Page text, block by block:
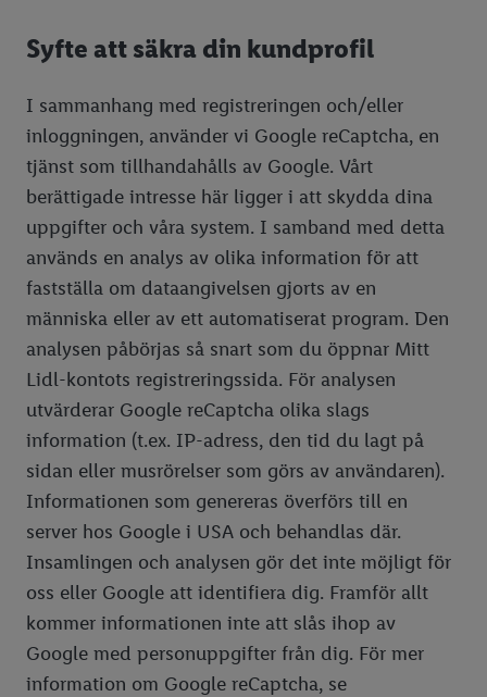
Syfte att säkra din kundprofil
I sammanhang med registreringen och/eller
inloggningen, använder vi Google reCaptcha, en
tjänst som tillhandahålls av Google. Vårt
berättigade intresse här ligger i att skydda dina
uppgifter och våra system. I samband med detta
används en analys av olika information för att
fastställa om dataangivelsen gjorts av en
människa eller av ett automatiserat program. Den
analysen påbörjas så snart som du öppnar Mitt
Lidl-kontots registreringssida. För analysen
utvärderar Google reCaptcha olika slags
information (t.ex. IP-adress, den tid du lagt på
sidan eller musrörelser som görs av användaren).
Informationen som genereras överförs till en
server hos Google i USA och behandlas där.
Insamlingen och analysen gör det inte möjligt för
oss eller Google att identifiera dig. Framför allt
kommer informationen inte att slås ihop av
Google med personuppgifter från dig. För mer
information om Google reCaptcha, se